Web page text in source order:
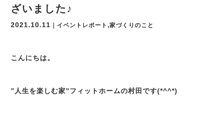
ざいました♪
2021.10.11 ｜イベントレポート,家づくりのこと
こんにちは。
”人生を楽しむ家”フィットホームの村田です(*^^*)